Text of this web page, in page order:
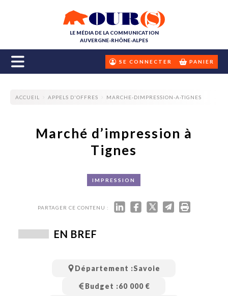
LE MÉDIA DE LA COMMUNICATION
AUVERGNE-RHÔNE-ALPES
SE CONNECTER PANIER
ACCUEIL APPELS D'OFFRES MARCHE-DIMPRESSION-A-TIGNES
Marché d’impression à
Tignes
IMPRESSION
PARTAGER CE CONTENU :
EN BREF
Département :Savoie
Budget :60 000 €